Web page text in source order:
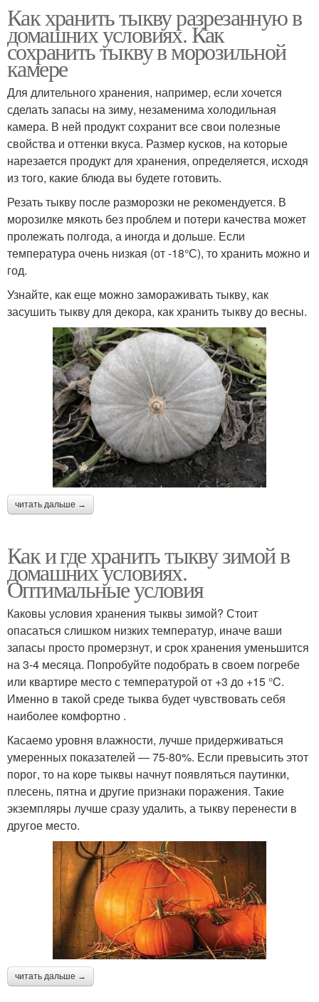
Как хранить тыкву разрезанную в
домашних условиях. Как
сохранить тыкву в морозильной
камере
Для длительного хранения, например, если хочется
сделать запасы на зиму, незаменима холодильная
камера. В ней продукт сохранит все свои полезные
свойства и оттенки вкуса. Размер кусков, на которые
нарезается продукт для хранения, определяется, исходя
из того, какие блюда вы будете готовить.
Резать тыкву после разморозки не рекомендуется. В
морозилке мякоть без проблем и потери качества может
пролежать полгода, а иногда и дольше. Если
температура очень низкая (от -18°С), то хранить можно и
год.
Узнайте, как еще можно замораживать тыкву, как
засушить тыкву для декора, как хранить тыкву до весны.
читать дальше →
Как и где хранить тыкву зимой в
домашних условиях.
Оптимальные условия
Каковы условия хранения тыквы зимой? Стоит
опасаться слишком низких температур, иначе ваши
запасы просто промерзнут, и срок хранения уменьшится
на 3-4 месяца. Попробуйте подобрать в своем погребе
или квартире место с температурой от +3 до +15 °C.
Именно в такой среде тыква будет чувствовать себя
наиболее комфортно .
Касаемо уровня влажности, лучше придерживаться
умеренных показателей — 75-80%. Если превысить этот
порог, то на коре тыквы начнут появляться паутинки,
плесень, пятна и другие признаки поражения. Такие
экземпляры лучше сразу удалить, а тыкву перенести в
другое место.
читать дальше →